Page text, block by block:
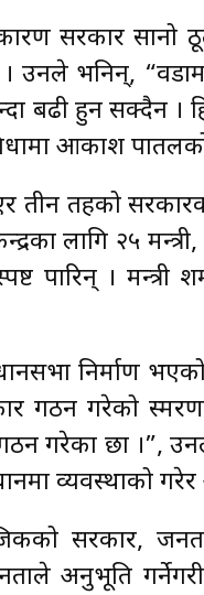
सरकार सानो
उनले भनिन्,
बढी हुन सक्दैन
आकाश
तीन तहको
लागि २५ मन्त्री,
पारिन् । मन्त्री
निर्माण
गठन गरेको
गरेका छौँ ।”,
व्यवस्थाको
सरकार,
अनुभूति गर्नेगरी